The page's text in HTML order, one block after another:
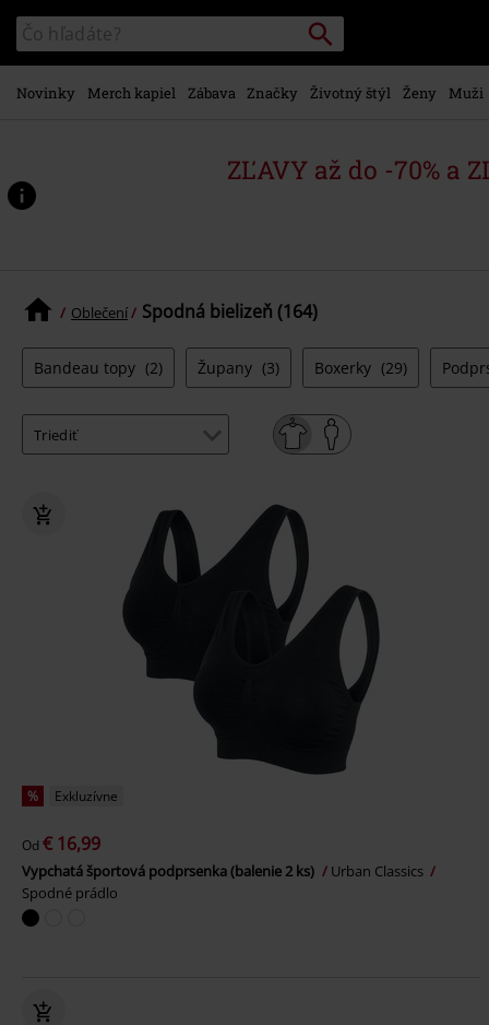
na
hlavný
obsah
Katalóg
vyhľadávania
Vyhľadávanie
Novinky Merch kapiel Zábava Značky Životný štýl Ženy Muži
ZĽAVY až do -70% a
Oblečení Spodná bielizeň (164)
Bandeau topy (2) Župany (3) Boxerky (29)
% Exkluzívne
Od € 16,99
Vypchatá športová podprsenka (balenie 2 ks)
Urban Classics
Spodné prádlo